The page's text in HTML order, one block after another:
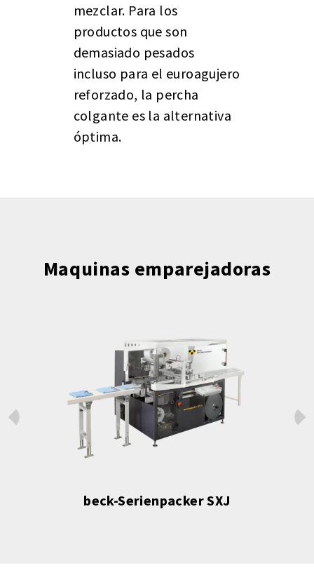
mezclar. Para los
productos que son
demasiado pesados
incluso para el euroagujero
reforzado, la percha
colgante es la alternativa
óptima.
Maquinas emparejadoras
beck-Serienpacker SXJ